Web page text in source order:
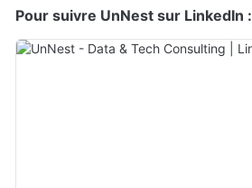
Pour suivre UnNest sur LinkedIn :